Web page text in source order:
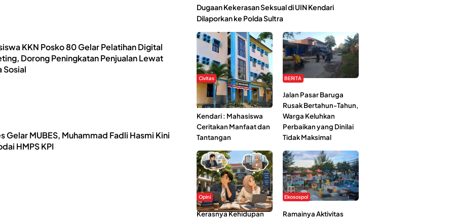
KKN Posko 80 Gelar Pelatihan Digital
Dorong Peningkatan Penjualan Lewat
Sosial
Gelar MUBES, Muhammad Fadli Hasmi Kini
HMPS KPI
Dugaan Kekerasan Seksual di UIN Kendari
Dilaporkan ke Polda Sultra
Civitas
Di Balik Kehidupan
Ma’had Al-Jami’ah UIN
Kendari : Mahasiswa
Ceritakan Manfaat dan
Tantangan
BERITA
Jalan Pasar Baruga
Rusak Bertahun-Tahun,
Warga Keluhkan
Perbaikan yang Dinilai
Tidak Maksimal
Opini
Kerasnya Kehidupan
Ekosospol
Ramainya Aktivitas